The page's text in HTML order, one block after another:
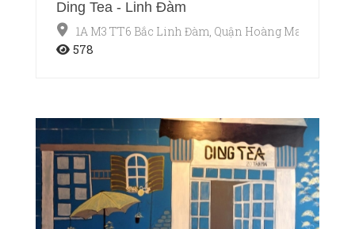
Ding Tea - Linh Đàm
1A M3 TT6 Bắc Linh Đàm, Quận Hoàng Mai, Hà Nội
578